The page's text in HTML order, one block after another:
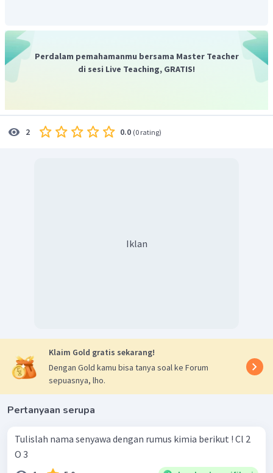
Jadi, nama senyawa adalah dinitrogen trioksida.
Perdalam pemahamanmu bersama Master Teacher
di sesi Live Teaching, GRATIS!
2 0.0 (0 rating)
Iklan
Klaim Gold gratis sekarang!
Dengan Gold kamu bisa tanya soal ke Forum
sepuasnya, lho.
Pertanyaan serupa
Tulislah nama senyawa dengan rumus kimia berikut ! Cl 2 ​
O 3 ​